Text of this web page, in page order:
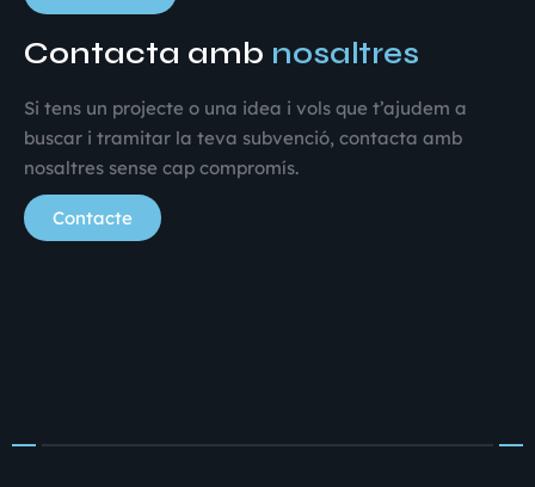
Contacta amb nosaltres
Si tens un projecte o una idea i vols que t’ajudem a
buscar i tramitar la teva subvenció, contacta amb
nosaltres sense cap compromís.
Contacte